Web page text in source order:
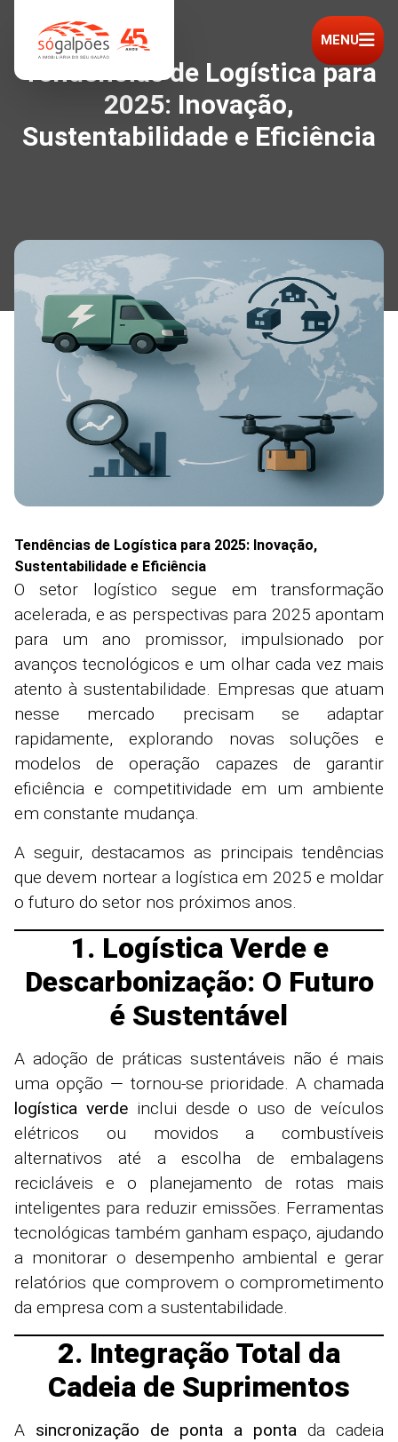
MENU
Tendências de Logística para
2025: Inovação,
Sustentabilidade e Eficiência
Tendências de Logística para 2025: Inovação,
Sustentabilidade e Eficiência
O setor logístico segue em transformação
acelerada, e as perspectivas para 2025 apontam
para um ano promissor, impulsionado por
avanços tecnológicos e um olhar cada vez mais
atento à sustentabilidade. Empresas que atuam
nesse mercado precisam se adaptar
rapidamente, explorando novas soluções e
modelos de operação capazes de garantir
eficiência e competitividade em um ambiente
em constante mudança.
A seguir, destacamos as principais tendências
que devem nortear a logística em 2025 e moldar
o futuro do setor nos próximos anos.
1. Logística Verde e
Descarbonização: O Futuro
é Sustentável
A adoção de práticas sustentáveis não é mais
uma opção — tornou-se prioridade. A chamada
logística verdeinclui desde o uso de veículos
elétricos ou movidos a combustíveis
alternativos até a escolha de embalagens
recicláveis e o planejamento de rotas mais
inteligentes para reduzir emissões. Ferramentas
tecnológicas também ganham espaço, ajudando
a monitorar o desempenho ambiental e gerar
relatórios que comprovem o comprometimento
da empresa com a sustentabilidade.
2. Integração Total da
Cadeia de Suprimentos
A sincronização de ponta a ponta da cadeia